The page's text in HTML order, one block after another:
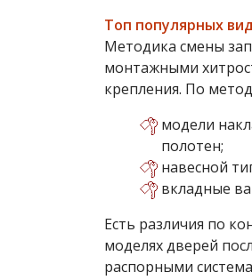
Топ популярных
Методика смены
монтажными
крепления. По
модели
полотен;
навесной
вкладные
Есть различия по
моделях дверей
распорными